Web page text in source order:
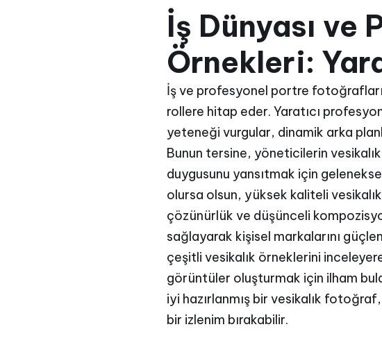
İş Dünyası
Örnekleri:
İş ve profesyonel portre
rollere hitap eder. Yaratıcı
yeteneği vurgular, dinamik arka
Bunun tersine, yöneticilerin
duygusunu yansıtmak için
olursa olsun, yüksek kaliteli
çözünürlük ve düşünceli
sağlayarak kişisel markalarını
çeşitli vesikalık örneklerini
görüntüler oluşturmak için ilham
iyi hazırlanmış bir vesikalık
bir izlenim bırakabilir.